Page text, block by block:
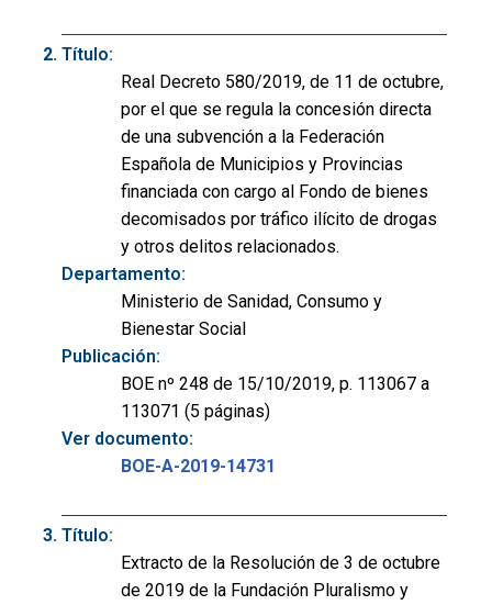
Título:
Real Decreto 580/2019, de 11 de octubre,
por el que se regula la concesión directa
de una subvención a la Federación
Española de Municipios y Provincias
financiada con cargo al Fondo de bienes
decomisados por tráfico ilícito de drogas
y otros delitos relacionados.
Departamento:
Ministerio de Sanidad, Consumo y
Bienestar Social
Publicación:
BOE nº 248 de 15/10/2019, p. 113067 a
113071 (5 páginas)
Ver documento:
BOE-A-2019-14731
Título:
Extracto de la Resolución de 3 de octubre
de 2019 de la Fundación Pluralismo y